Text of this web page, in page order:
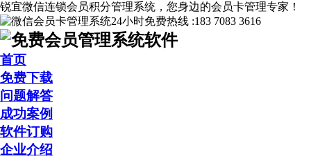
锐宜微信连锁会员积分管理系统，您身边的会员卡管理专家！
24小时免费热线 :183 7083 3616
首页
免费下载
问题解答
成功案例
软件订购
企业介绍